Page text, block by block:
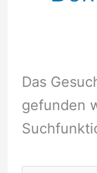
Das
gefunden